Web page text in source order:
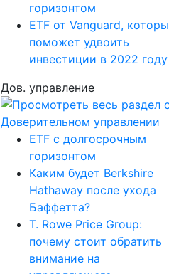
горизонтом
ETF от Vanguard,
поможет удвоить
инвестиции в 2022 году
Дов. управление
ETF с долгосрочным
горизонтом
Каким будет Berkshire
Hathaway после ухода
Баффетта?
T. Rowe Price Group:
почему стоит обратить
внимание на